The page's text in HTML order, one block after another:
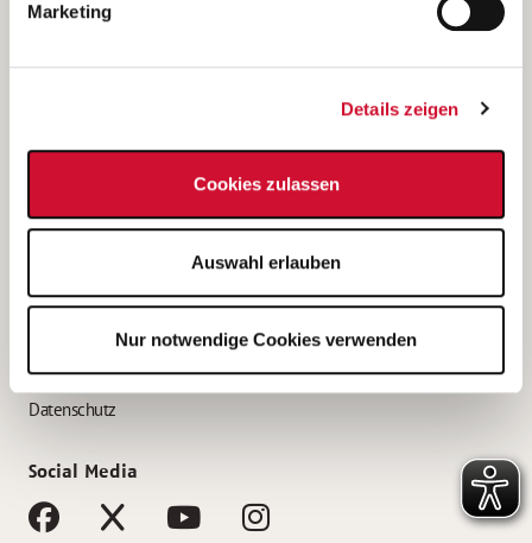
Marketing
Details zeigen
Cookies zulassen
Auswahl erlauben
Nur notwendige Cookies verwenden
Bewerbung als Altenpflegehelfer*in
Bewerbung als Erzieher*in
AWO Gliederungen nach Bundesland
Impressum
Datenschutz
Social Media